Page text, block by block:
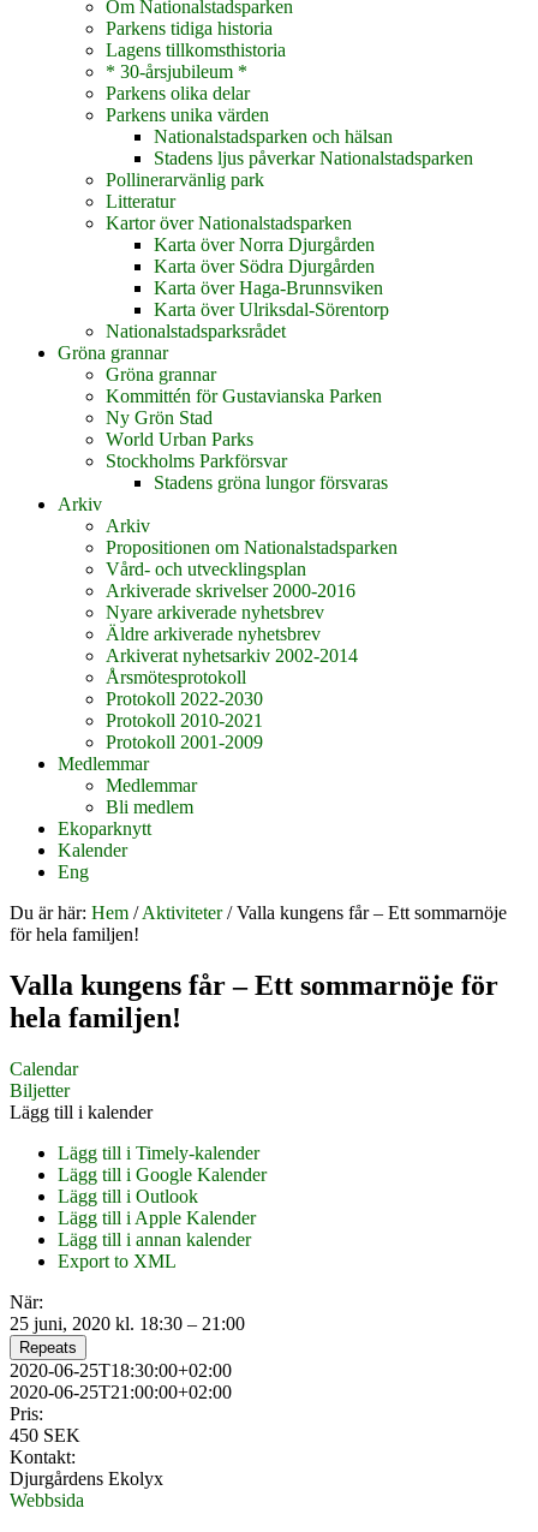
Om Nationalstadsparken
Parkens tidiga historia
Lagens tillkomsthistoria
* 30-årsjubileum *
Parkens olika delar
Parkens unika värden
Nationalstadsparken och hälsan
Stadens ljus påverkar Nationalstadsparken
Pollinerarvänlig park
Litteratur
Kartor över Nationalstadsparken
Karta över Norra Djurgården
Karta över Södra Djurgården
Karta över Haga-Brunnsviken
Karta över Ulriksdal-Sörentorp
Nationalstadsparksrådet
Gröna grannar
Gröna grannar
Kommittén för Gustavianska Parken
Ny Grön Stad
World Urban Parks
Stockholms Parkförsvar
Stadens gröna lungor försvaras
Arkiv
Arkiv
Propositionen om Nationalstadsparken
Vård- och utvecklingsplan
Arkiverade skrivelser 2000-2016
Nyare arkiverade nyhetsbrev
Äldre arkiverade nyhetsbrev
Arkiverat nyhetsarkiv 2002-2014
Årsmötesprotokoll
Protokoll 2022-2030
Protokoll 2010-2021
Protokoll 2001-2009
Medlemmar
Medlemmar
Bli medlem
Ekoparknytt
Kalender
Eng
Du är här: Hem / Aktiviteter /Valla kungens får – Ett sommarnöje
för hela familjen!
Valla kungens får – Ett sommarnöje för
hela familjen!
Calendar
Biljetter
Lägg till i kalender
Lägg till i Timely-kalender
Lägg till i Google Kalender
Lägg till i Outlook
Lägg till i Apple Kalender
Lägg till i annan kalender
Export to XML
När:
25 juni, 2020 kl. 18:30 – 21:00
Repeats
2020-06-25T18:30:00+02:00
2020-06-25T21:00:00+02:00
Pris:
450 SEK
Kontakt:
Djurgårdens Ekolyx
Webbsida